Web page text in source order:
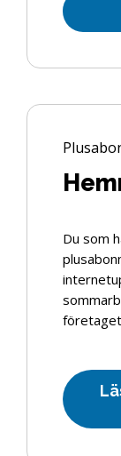
Du som
Lä